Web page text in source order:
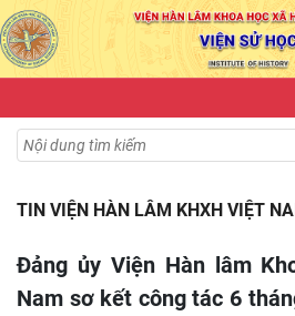
TIN VIỆN HÀN LÂM KHXH VIỆT
Đảng ủy Viện Hàn lâm Khoa học xã hội Việt
Nam sơ kết công tác 6